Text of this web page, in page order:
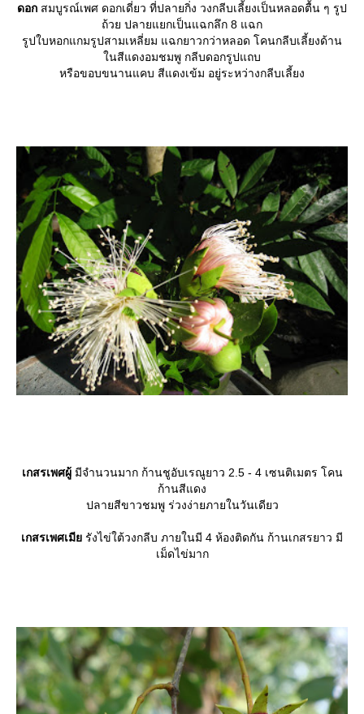
ดอก สมบูรณ์เพศ ดอกเดี่ยว ที่ปลายกิ่ง วงกลีบเลี้ยงเป็นหลอดตื้น ๆ รูป
ถ้วย ปลายแยกเป็นแฉกลึก 8 แฉก
รูปใบหอกแกมรูปสามเหลี่ยม แฉกยาวกว่าหลอด โคนกลีบเลี้ยงด้าน
นสีแดงอมชมพู กลีบดอกรูปแถบ
หรือขอบขนานแคบ สีแดงเข้ม อยู่ระหว่างกลีบเลี้ยง
เกสรเพศผู้มีจำนวนมาก ก้านชูอับเรณูยาว 2.5 - 4 เซนติเมตร โคน
ก้านสีแดง
ปลายสีขาวชมพู ร่วงง่ายภายในวันเดียว
เกสรเพศเมี รังไข่ใต้วงกลีบ ภายในมี 4 ห้องติดกัน ก้านเกสรยาว มี
เม็ดไข่มาก